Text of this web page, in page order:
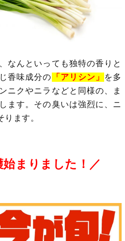
なんといっても独特の香りと
香味成分の 「アリシン」
を多
ニクやニラなどと同様の、ま
ます。その臭いは強烈に、ニ
ます。
まりました！ ／